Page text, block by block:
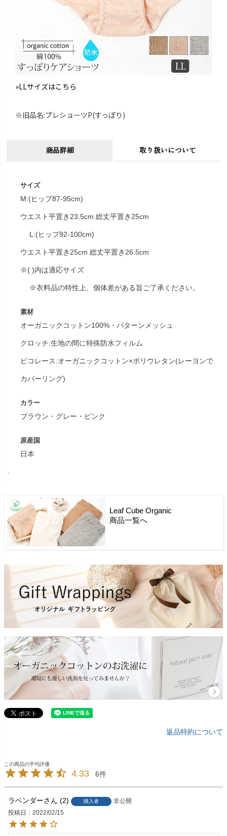
»LLサイズはこちら
※旧品名:プレショーツP(すっぽり)
商品詳細 取り扱いについて
サイズ
M:(ヒップ87-95cm)
ウエスト平置き23.5cm 総丈平置き25cm
L:(ヒップ92-100cm)
ウエスト平置き25cm 総丈平置き26.5cm
※( )内は適応サイズ
※衣料品の特性上、個体差がある旨ご了承ください。
素材
オーガニックコットン100%・パターンメッシュ
クロッチ:生地の間に特殊防水フィルム
ピコレース:オーガニックコットン×ポリウレタン(レーヨンで
カバーリング)
カラー
ブラウン・グレー・ピンク
原産国
日本
Leaf Cube Organic
商品一覧へ
返品特約について
4.33 6
ラベンダー 2 購入者
非公開
投稿日
2022/02/15